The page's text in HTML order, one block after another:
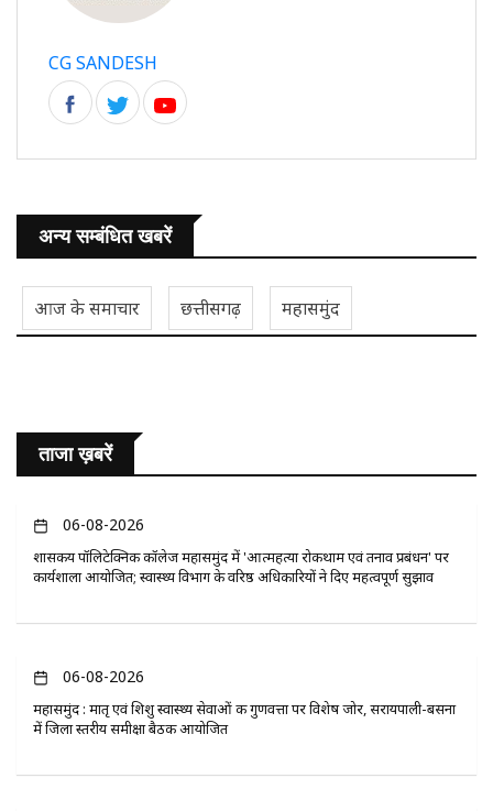
CG SANDESH
अन्य सम्बंधित खबरें
आज के समाचार छत्तीसगढ़ महासमुंद
ताजा ख़बरें
06-08-2026
​शासकीय पॉलिटेक्निक कॉलेज महासमुंद में 'आत्महत्या रोकथाम एवं तनाव प्रबंधन' पर
कार्यशाला आयोजित; स्वास्थ्य विभाग के वरिष्ठ अधिकारियों ने दिए महत्वपूर्ण सुझाव
06-08-2026
महासमुंद : मातृ एवं शिशु स्वास्थ्य सेवाओं की गुणवत्ता पर विशेष जोर, सरायपाली-बसना
में जिला स्तरीय समीक्षा बैठक आयोजित